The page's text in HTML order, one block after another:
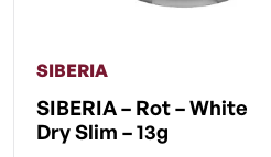
SIBERIA
SIBERIA – Rot – White
Dry Slim – 13g